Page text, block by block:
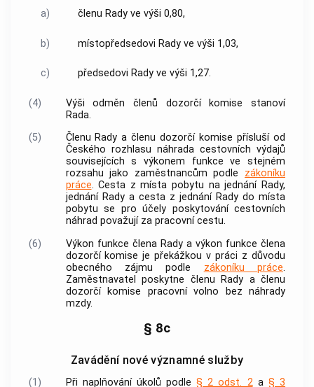
a)
členu Rady ve výši 0,80,
b) místopředsedovi Rady ve výši 1,03,
c) předsedovi Rady ve výši 1,27.
(4) Výši odměn členů dozorčí komise stanoví
Rada.
(5)
Členu Rady a členu dozorčí komise přísluší od
Českého rozhlasu náhrada cestovních výdajů
souvisejících s výkonem funkce ve stejném
rozsahu jako zaměstnancům podle zákoníku
práce. Cesta z místa pobytu na jednání Rady,
jednání Rady a cesta z jednání Rady do místa
pobytu se pro účely poskytování cestovních
náhrad považují za pracovní cestu.
(6)
Výkon funkce člena Rady a výkon funkce člena
dozorčí komise je překážkou v práci z důvodu
obecného zájmu podle zákoníku práce.
Zaměstnavatel poskytne členu Rady a členu
dozorčí komise pracovní volno bez náhrady
mzdy.
§ 8c
Zavádění nové významné služby
(1) Při naplňování úkolů podle§ 2 odst. 2a § 3